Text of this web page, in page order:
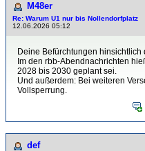
M48er
Re: Warum U1 nur bis Nollendorfplatz
12.06.2026 05:12
Deine Befürchtungen
Im den rbb-Abendnachrichten
2028 bis 2030 geplant sei.
Und außerdem: Bei weiteren
Vollsperrung.
def